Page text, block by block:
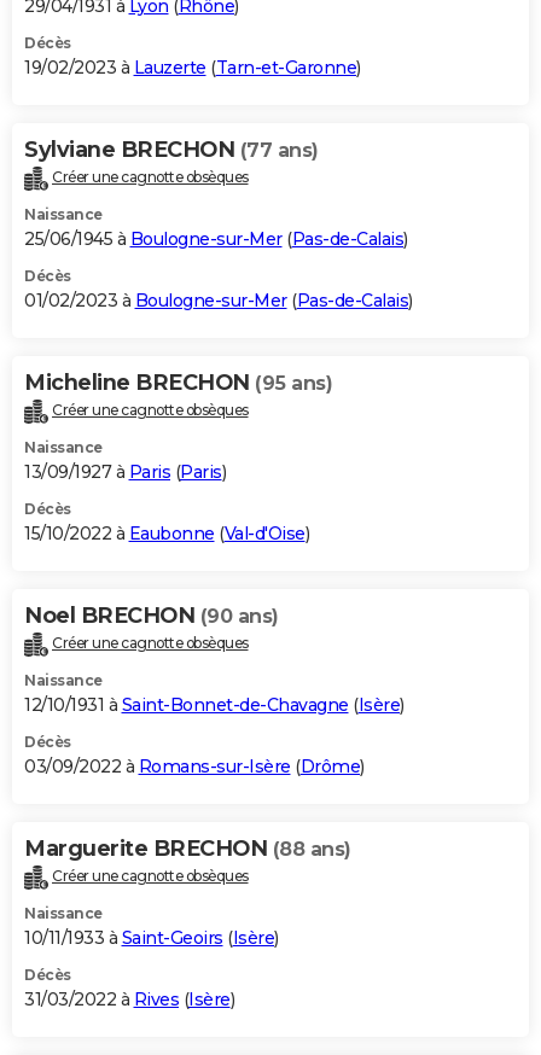
29/04/1931 à Lyon ( Rhône)
Décès
19/02/2023 à Lauzerte (Tarn-et-Garonne)
Sylviane BRECHON (77 ans)
Créer une cagnotte obsèques
Naissance
25/06/1945 à Boulogne-sur-Mer(Pas-de-Calais)
Décès
01/02/2023 à Boulogne-sur-Mer(Pas-de-Calais)
Micheline BRECHON (95 ans)
Créer une cagnotte obsèques
Naissance
13/09/1927 à Paris (Paris)
Décès
15/10/2022 à Eaubonne (Val-d'Oise)
Noel BRECHON (90 ans)
Créer une cagnotte obsèques
Naissance
12/10/1931 à Saint-Bonnet-de-Chavagne (Isère)
Décès
03/09/2022 à Romans-sur-Isère (Drôme)
Marguerite BRECHON (88 ans)
Créer une cagnotte obsèques
Naissance
10/11/1933 à Saint-Geoirs (Isère)
Décès
31/03/2022 à Rives (Isère)